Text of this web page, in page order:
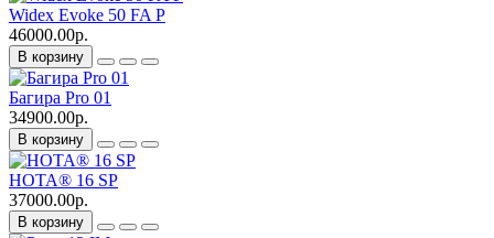
Widex Evoke 50 FA P
46000.00р.
В корзину
Багира Pro 01
34900.00р.
В корзину
НОТА® 16 SP
37000.00р.
В корзину